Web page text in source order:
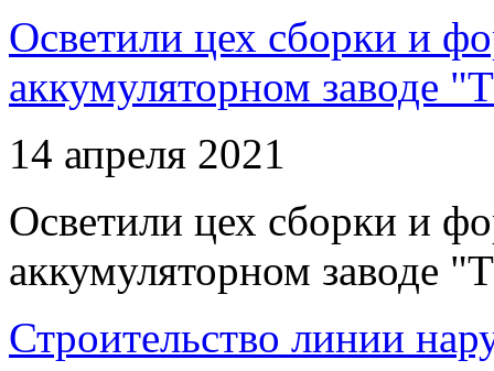
Осветили цех сборки и
аккумуляторном заводе
14 апреля 2021
Осветили цех сборки и
аккумуляторном заводе
Строительство линии